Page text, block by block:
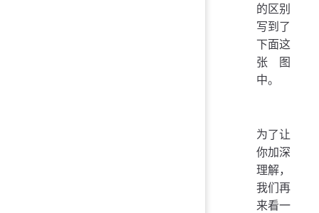
的区别
写到了
下面这
张图
中。
为了让
你加深
理解，
我们再
来看一